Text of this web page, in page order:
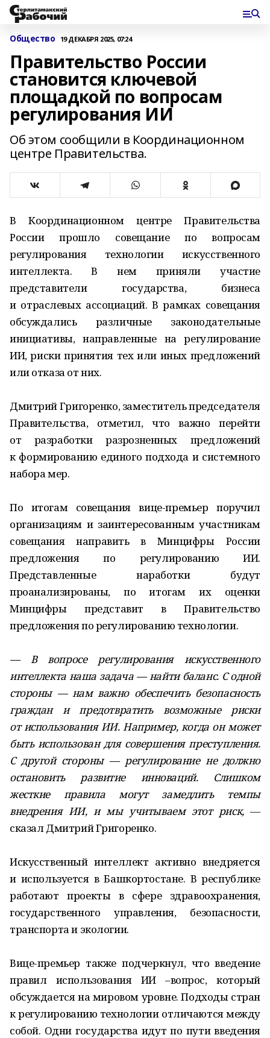
Общество 19 ДЕКАБРЯ 2025, 07:24
Правительство России
становится ключевой
площадкой по вопросам
регулирования ИИ
Об этом сообщили в Координационном
центре Правительства.
В Координационном центре Правительства
России прошло совещание по вопросам
регулирования технологии искусственного
интеллекта. В нем приняли участие
представители государства, бизнеса
и отраслевых ассоциаций. В рамках совещания
обсуждались различные законодательные
инициативы, направленные на регулирование
ИИ, риски принятия тех или иных предложений
или отказа от них.
Дмитрий Григоренко, заместитель председателя
Правительства, отметил, что важно перейти
от разработки разрозненных предложений
к формированию единого подхода и системного
набора мер.
По итогам совещания вице-премьер поручил
организациям и заинтересованным участникам
совещания направить в Минцифры России
предложения по регулированию ИИ.
Представленные наработки будут
проанализированы, по итогам их оценки
Минцифры представит в Правительство
предложения по регулированию технологии.
— В вопросе регулирования искусственного
интеллекта наша задача — найти баланс. С одной
стороны — нам важно обеспечить безопасность
граждан и предотвратить возможные риски
от использования ИИ. Например, когда он может
быть использован для совершения преступления.
С другой стороны — регулирование не должно
остановить развитие инноваций. Слишком
жесткие правила могут замедлить темпы
внедрения ИИ, и мы учитываем этот риск,—
сказал Дмитрий Григоренко.
Искусственный интеллект активно внедряется
и используется в Башкортостане. В республике
работают проекты в сфере здравоохранения,
государственного управления, безопасности,
транспорта и экологии.
Вице-премьер также подчеркнул, что введение
правил использования ИИ –вопрос, который
обсуждается на мировом уровне. Подходы стран
к регулированию технологии отличаются между
собой. Одни государства идут по пути введения